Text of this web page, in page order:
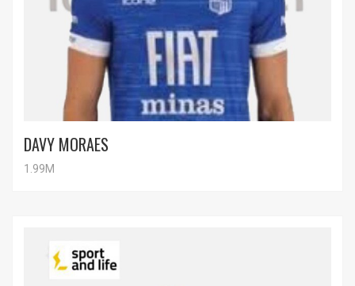
DAVY MORAES
1.99M